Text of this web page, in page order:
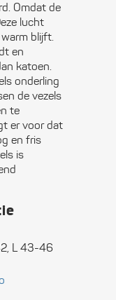
Omdat de
lucht
blijft.
en
katoen.
onderling
de vezels
te
er voor dat
en fris
is
L 43-46